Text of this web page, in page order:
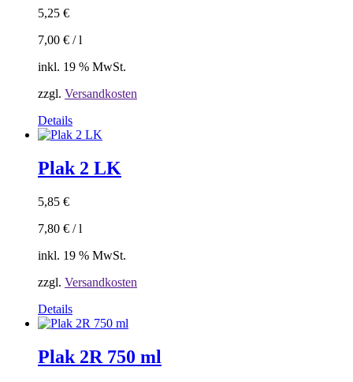
5,25 €
7,00 € /l
inkl. 19 % MwSt.
zzgl. Versandkosten
Details
Plak 2 LK
5,85 €
7,80 € /l
inkl. 19 % MwSt.
zzgl. Versandkosten
Details
Plak 2R 750 ml